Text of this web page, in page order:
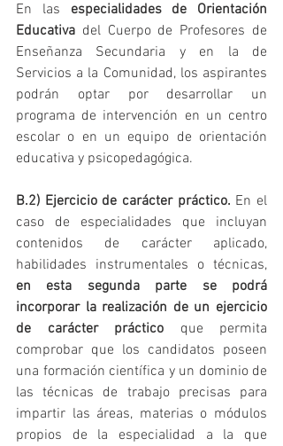
En las especialidades de Orientación
Educativa del Cuerpo de Profesores de
Enseñanza Secundaria y en la de
Servicios a la Comunidad, los aspirantes
podrán optar por desarrollar un
programa de intervención en un centro
escolar o en un equipo de orientación
educativa y psicopedagógica.
B.2) Ejercicio de carácter práctico. En el
caso de especialidades que incluyan
contenidos de carácter aplicado,
en esta segunda parte se podrá
incorporar la realización de un ejercicio
de carácter práctico que permita
comprobar que los candidatos poseen
una formación científica y un dominio de
las técnicas de trabajo precisas para
impartir las áreas, materias o módulos
propios de la especialidad a la que